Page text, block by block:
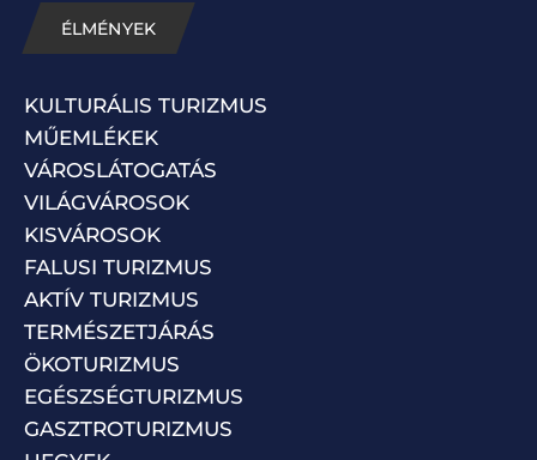
ÉLMÉNYEK
KULTURÁLIS TURIZMUS
MŰEMLÉKEK
VÁROSLÁTOGATÁS
VILÁGVÁROSOK
KISVÁROSOK
FALUSI TURIZMUS
AKTÍV TURIZMUS
TERMÉSZETJÁRÁS
ÖKOTURIZMUS
EGÉSZSÉGTURIZMUS
GASZTROTURIZMUS